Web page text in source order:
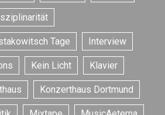
Tage Interview
Kein Licht Klavier
Konzerthaus Dortmund